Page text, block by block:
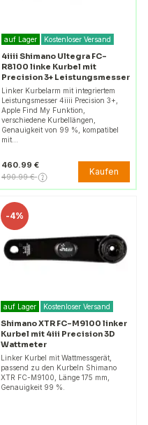
auf Lager Kostenloser Versand
4iiii Shimano Ultegra FC-
R8100 linke Kurbel mit
Precision 3+ Leistungsmesser
Linker Kurbelarm mit integriertem
Leistungsmesser 4iiii Precision 3+,
Apple Find My Funktion,
verschiedene Kurbellängen,
Genauigkeit von 99 %, kompatibel
mit…
460.99 €
490.99 € Kaufen
-4%
auf Lager Kostenloser Versand
Shimano XTR FC-M9100 linker
Kurbel mit 4iii Precision 3D
Wattmeter
Linker Kurbel mit Wattmessgerät,
passend zu den Kurbeln Shimano
XTR FC-M9100, Länge 175 mm,
Genauigkeit 99 %.